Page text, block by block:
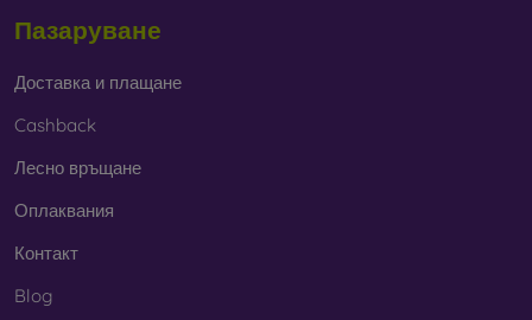
Пазаруване
Доставка и плащане
Cashback
Лесно връщане
Оплаквания
Контакт
Blog